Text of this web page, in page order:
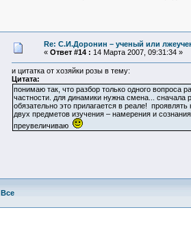
Re: С.И.Доронин – ученый или
« Ответ #14 : 14 Марта 2007, 09:31:34 »
и цитатка от хозяйки розы в тему:
Цитата:
понимаю так, что разбор только одного вопроса
частности. для динамики нужна смена... сначала
обязательно это прилагается в реале!
двух предметов изучения – намерения и
преувеличиваю
Все